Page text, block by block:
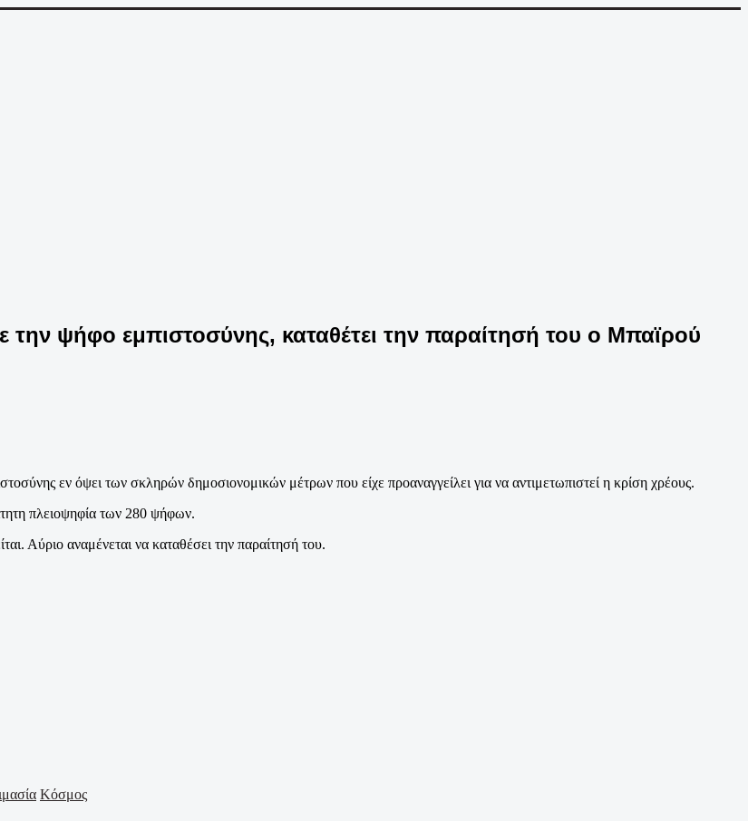
ψήφο εμπιστοσύνης, καταθέτει την παραίτησή του ο Μπαϊρού
εν όψει των σκληρών δημοσιονομικών μέτρων που είχε προαναγγείλει για να αντιμετωπιστεί η κρίση χρέους.
πλειοψηφία των 280 ψήφων.
Αύριο αναμένεται να καταθέσει την παραίτησή του.
Κόσμος